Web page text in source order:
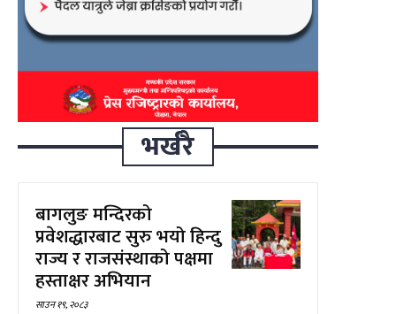
भर्खरै
बागलुङ मन्दिरको
प्रवेशद्धारबाट सुरु भयो हिन्दु
राज्य र राजसंस्थाको पक्षमा
हस्ताक्षर अभियान
साउन १९, २०८३